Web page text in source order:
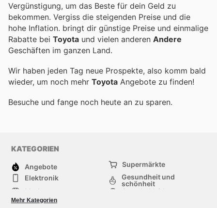
Vergünstigung, um das Beste für dein Geld zu
bekommen. Vergiss die steigenden Preise und die
hohe Inflation. bringt dir günstige Preise und einmalige
Rabatte bei Toyota und vielen anderen Andere
Geschäften im ganzen Land.
Wir haben jeden Tag neue Prospekte, also komm bald
wieder, um noch mehr Toyota Angebote zu finden!
Besuche und fange noch heute an zu sparen.
KATEGORIEN
Angebote
Supermärkte
Elektronik
Gesundheit und
schönheit
Mode
Sportbekleidung
Baumarkt
Mehr Kategorien